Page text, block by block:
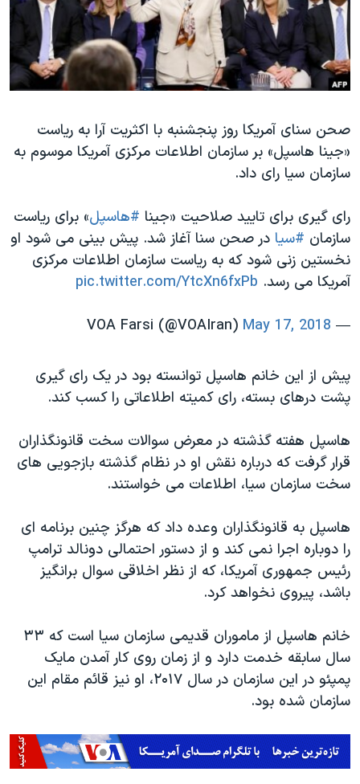
فرهنگ و زندگی
حقوق شهروندی
اقتصادی
اسرائیل در جنگ
گالری عکس
مستندها
انتخابات ریاست جمهوری آمریکا ۲۰۲۴
حمله جمهوری اسلامی به اسرائیل
ورزش زنان در ایران
اعتراضات زن، زندگی، آزادی
تریبونال مردمی آبان ۹۸
دادگاه حمید نوری
چهل سال گروگان‌گیری
اعتراضات مردمی آبان ۹۸
نرگس محمدی برنده جایزه نوبل صلح
صفحه‌های ویژه
سفر پرزیدنت ترامپ به چین
دنبال کنید
زبانهای مختلف
صحن سنای آمریکا روز پنجشنبه با اکثریت آرا به ریاست
«جینا هاسپل» بر سازمان اطلاعات مرکزی آمریکا موسوم به
سازمان سیا رای داد.
رای گیری برای تایید صلاحیت «جینا #هاسپل» برای ریاست
سازمان #سیا در صحن سنا آغاز شد. پیش بینی می شود او
نخستین زنی شود که به ریاست سازمان اطلاعات مرکزی
آمریکا می رسد. pic.twitter.com/YtcXn6fxPb
— VOA Farsi (@VOAIran)
May 17, 2018
پیش از این خانم هاسپل توانسته بود در یک رای گیری
پشت درهای بسته، رای کمیته اطلاعاتی را کسب کند.
هاسپل هفته گذشته در معرض سوالات سخت قانونگذاران
قرار گرفت که درباره نقش او در نظام گذشته بازجویی های
سخت سازمان سیا، اطلاعات می خواستند.
هاسپل به قانونگذاران وعده داد که هرگز چنین برنامه ای
را دوباره اجرا نمی کند و از دستور احتمالی دونالد ترامپ
رئیس جمهوری آمریکا، که از نظر اخلاقی سوال برانگیز
باشد، پیروی نخواهد کرد.
خانم هاسپل از ماموران قدیمی سازمان سیا است که ۳۳
سال سابقه خدمت دارد و از زمان روی کار آمدن مایک
پمپئو در این سازمان در سال ۲۰۱۷، او نیز قائم مقام این
سازمان شده بود.